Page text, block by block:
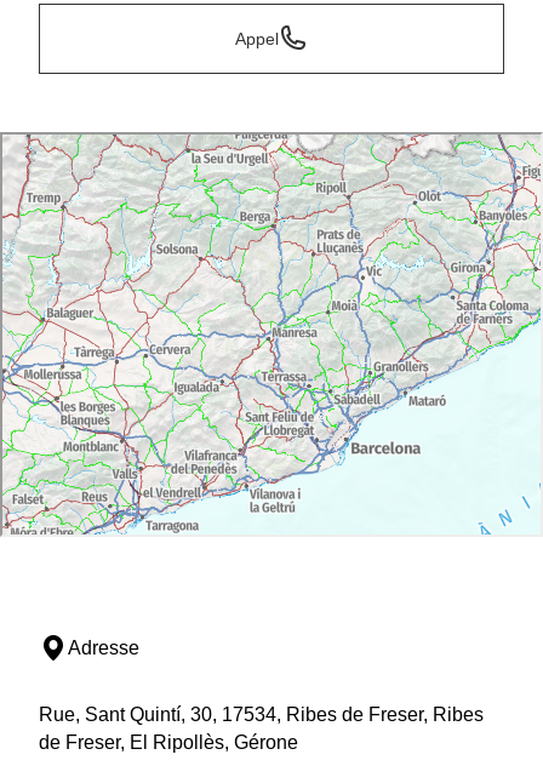
Appel
Adresse
Rue, Sant Quintí, 30, 17534, Ribes de Freser, Ribes
de Freser, El Ripollès, Gérone